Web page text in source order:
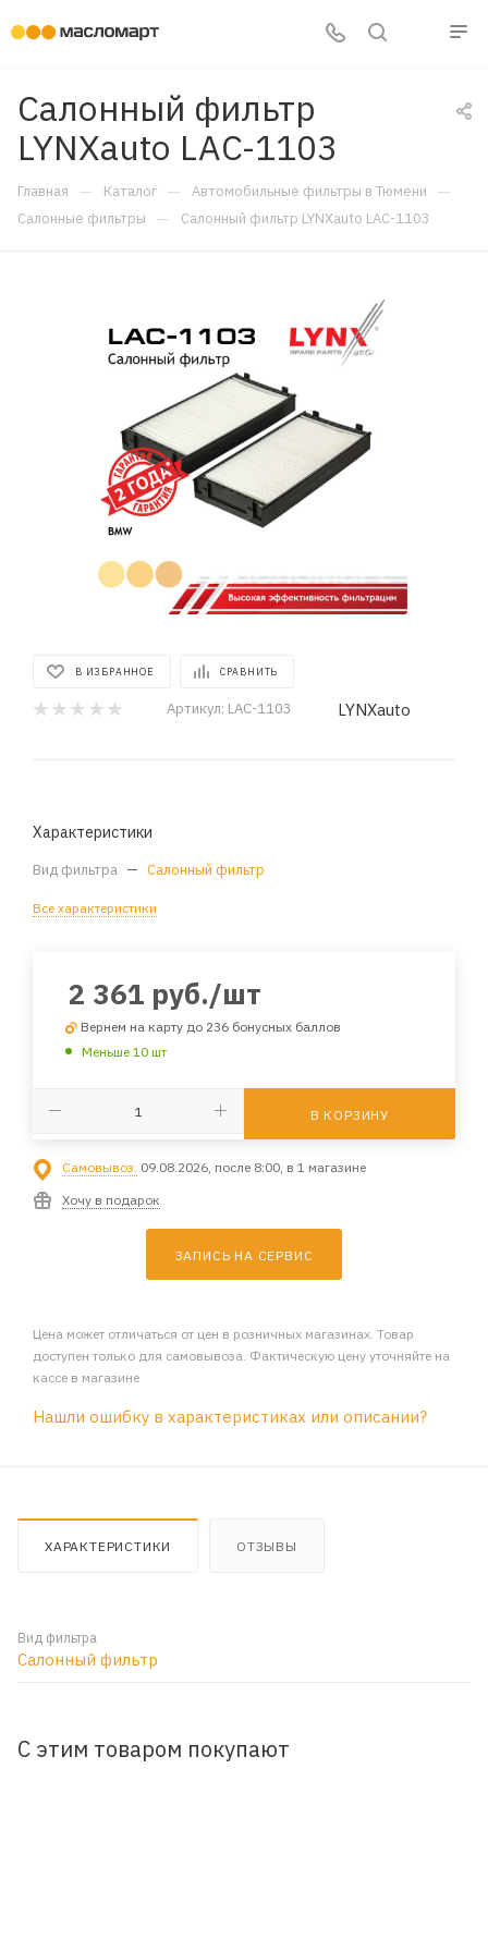
Салонный фильтр
LYNXauto LAC-1103
Главная — Каталог — Автомобильные фильтры в Тюмени —
Салонные фильтры — Салонный фильтр LYNXauto LAC-1103
В ИЗБРАННОЕ СРАВНИТЬ
Артикул: LAC-1103 LYNXauto
Характеристики
Вид фильтра — Салонный фильтр
Все характеристики
2 361 руб./шт
Вернем на карту до 236 бонусных баллов
Меньше 10 шт
В КОРЗИНУ
Самовывоз: 09.08.2026, после 8:00, в 1 магазине
Хочу в подарок
ЗАПИСЬ НА СЕРВИС
Цена может отличаться от цен в розничных магазинах. Товар
доступен только для самовывоза. Фактическую цену уточняйте на
кассе в магазине
Нашли ошибку в характеристиках или описании?
ХАРАКТЕРИСТИКИ ОТЗЫВЫ
Вид фильтра
Салонный фильтр
С этим товаром покупают